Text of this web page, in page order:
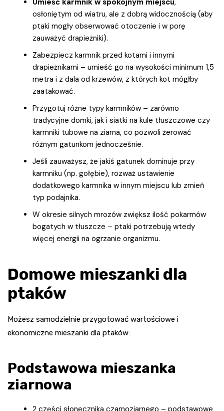
osłoniętym od wiatru, ale z dobrą widocznością (aby
ptaki mogły obserwować otoczenie i w porę
zauważyć drapieżniki).
Zabezpiecz karmnik przed kotami i innymi
drapieżnikami – umieść go na wysokości minimum 1,5
metra i z dala od krzewów, z których kot mógłby
zaatakować.
Przygotuj różne typy karmników – zarówno
tradycyjne domki, jak i siatki na kule tłuszczowe czy
karmniki tubowe na ziarna, co pozwoli żerować
różnym gatunkom jednocześnie.
Jeśli zauważysz, że jakiś gatunek dominuje przy
karmniku (np. gołębie), rozważ ustawienie
dodatkowego karmnika w innym miejscu lub zmień
typ podajnika.
W okresie silnych mrozów zwiększ ilość pokarmów
bogatych w tłuszcze – ptaki potrzebują wtedy
więcej energii na ogrzanie organizmu.
Domowe mieszanki dla
ptaków
Możesz samodzielnie przygotować wartościowe i
ekonomiczne mieszanki dla ptaków:
Podstawowa mieszanka
ziarnowa
2 części słonecznika czarnoziarnego – podstawowe